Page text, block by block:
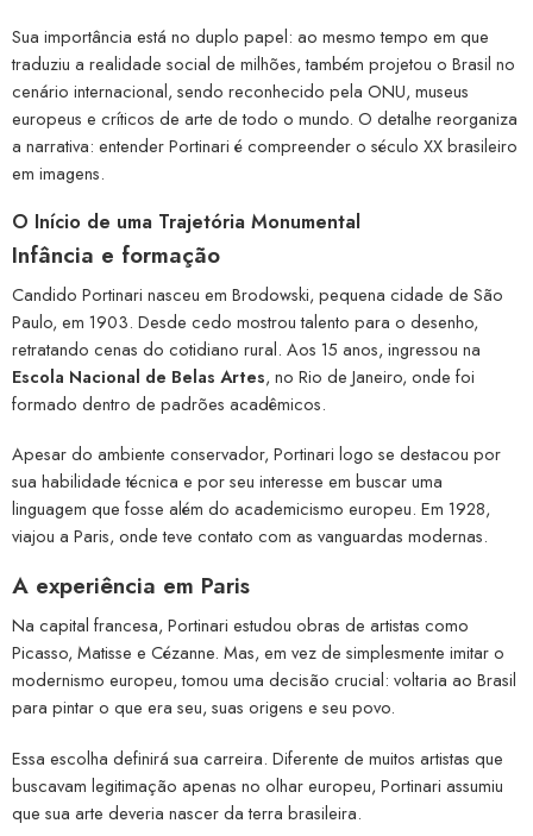
Sua importância está no duplo papel: ao mesmo tempo em que
traduziu a realidade social de milhões, também projetou o Brasil no
cenário internacional, sendo reconhecido pela ONU, museus
europeus e críticos de arte de todo o mundo. O detalhe reorganiza
a narrativa: entender Portinari é compreender o século XX brasileiro
em imagens.
O Início de uma Trajetória Monumental
Infância e formação
Candido Portinari nasceu em Brodowski, pequena cidade de São
Paulo, em 1903. Desde cedo mostrou talento para o desenho,
retratando cenas do cotidiano rural. Aos 15 anos, ingressou na
Escola Nacional de Belas Artes, no Rio de Janeiro, onde foi
formado dentro de padrões acadêmicos.
Apesar do ambiente conservador, Portinari logo se destacou por
sua habilidade técnica e por seu interesse em buscar uma
linguagem que fosse além do academicismo europeu. Em 1928,
viajou a Paris, onde teve contato com as vanguardas modernas.
A experiência em Paris
Na capital francesa, Portinari estudou obras de artistas como
Picasso, Matisse e Cézanne. Mas, em vez de simplesmente imitar o
modernismo europeu, tomou uma decisão crucial: voltaria ao Brasil
para pintar o que era seu, suas origens e seu povo.
Essa escolha definirá sua carreira. Diferente de muitos artistas que
buscavam legitimação apenas no olhar europeu, Portinari assumiu
que sua arte deveria nascer da terra brasileira.